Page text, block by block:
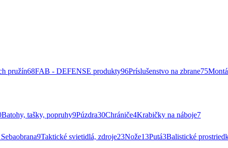
pružín68FAB - DEFENSE produkty96Príslušenstvo na zbrane75
Batohy, tašky, popruhy9Púzdra30Chrániče4Krabičky na náboje7
9Taktické svietidlá, zdroje23Nože13Putá3Balistické